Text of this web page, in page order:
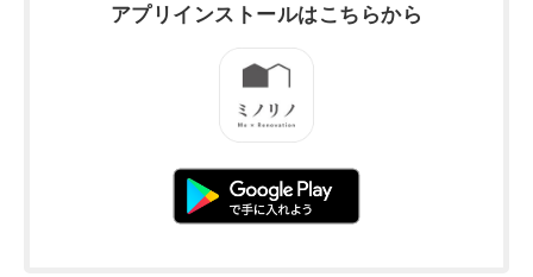
アプリインストールはこちらから